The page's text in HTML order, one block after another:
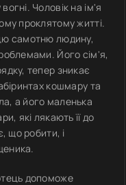
Чоловік на ім'я
проклятому житті.
самотню людину,
Його сім'я,
тепер зникає
кошмару та
а його маленька
які лякають її до
що робити, і
допоможе